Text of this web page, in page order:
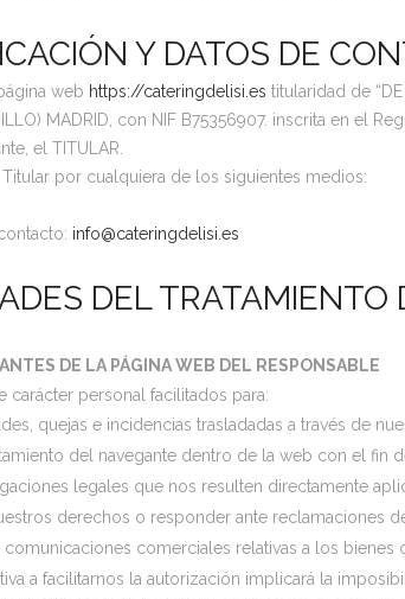
Y DATOS DE
web https://cateringdelisi.es titularidad de
MADRID, con NIF B75356907. inscrita en el
el TITULAR.
por cualquiera de los siguientes medios:
info@cateringdelisi.es
DEL TRATAMIENTO
DE LA PÁGINA WEB DEL RESPONSABLE
carácter personal facilitados para:
quejas e incidencias trasladadas a través de
del navegante dentro de la web con el fin
legales que nos resulten directamente
derechos o responder ante reclamaciones
comunicaciones comerciales relativas a los
a facilitarnos la autorización implicará la